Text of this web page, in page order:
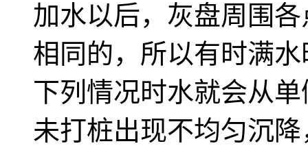
加水以后，灰盘周围
相同的，所以有时满
下列情况时水就会从
未打桩出现不均匀沉降